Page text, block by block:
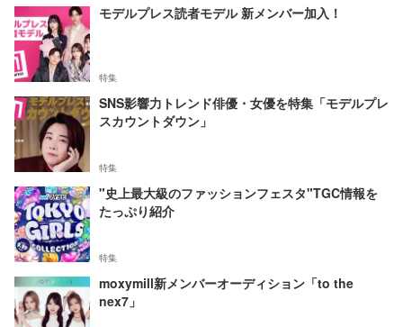
モデルプレス読者モデル 新メンバー加入！
特集
SNS影響力トレンド俳優・女優を特集「モデルプレ
スカウントダウン」
特集
"史上最大級のファッションフェスタ"TGC情報を
たっぷり紹介
特集
moxymill新メンバーオーディション「to the
nex7」